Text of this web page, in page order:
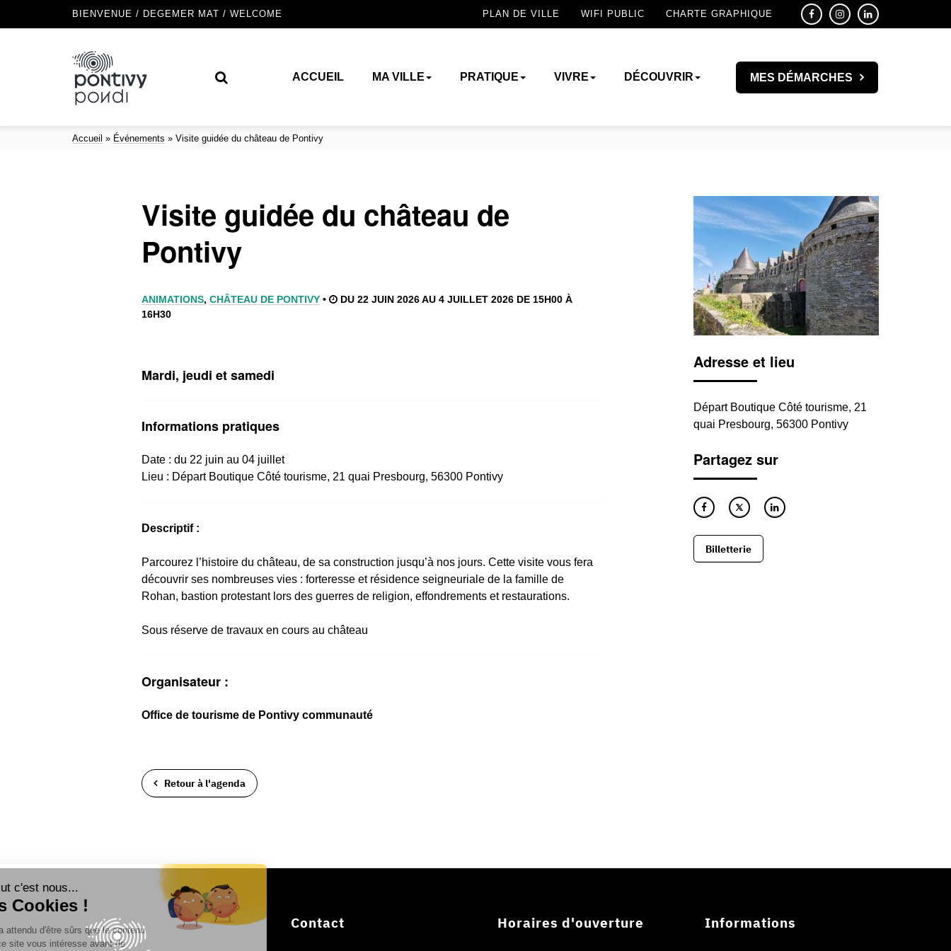
BIENVENUE / DEGEMER MAT / WELCOME PLAN DE VILLE WIFI PUBLIC CHARTE GRAPHIQUE
ACCUEIL MA VILLE PRATIQUE VIVRE DÉCOUVRIR MES DÉMARCHES
Accueil » Événements » Visite guidée du château de Pontivy
Visite guidée du château de
Pontivy
ANIMATIONS, CHÂTEAU DE PONTIVY•
DU 22 JUIN 2026 AU 4 JUILLET 2026 DE 15H00 À
16H30
Mardi, jeudi et samedi
Informations pratiques
Date : du 22 juin au 04 juillet
Lieu : Départ Boutique Côté tourisme, 21 quai Presbourg, 56300 Pontivy
Descriptif :
Parcourez l’histoire du château, de sa construction jusqu’à nos jours. Cette visite vous fera
découvrir ses nombreuses vies : forteresse et résidence seigneuriale de la famille de
Rohan, bastion protestant lors des guerres de religion, effondrements et restaurations.
Sous réserve de travaux en cours au château
Organisateur :
Office de tourisme de Pontivy communauté
Retour à l'agenda
Adresse et lieu
Départ Boutique Côté tourisme, 21
quai Presbourg, 56300 Pontivy
Partagez sur
Billetterie
Contact Horaires d'ouverture Informations